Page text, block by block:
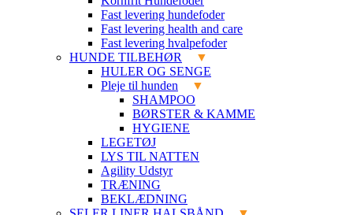
Fast levering hundefoder
Fast levering health and care
Fast levering hvalpefoder
HUNDE TILBEHØR
HULER OG SENGE
Pleje til hunden
SHAMPOO
BØRSTER & KAMME
HYGIENE
LEGETØJ
LYS TIL NATTEN
Agility Udstyr
TRÆNING
BEKLÆDNING